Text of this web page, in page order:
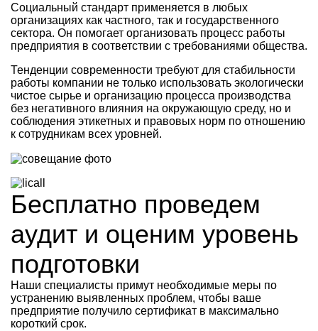
Социальный стандарт применяется в любых
организациях как частного, так и государственного
сектора. Он помогает организовать процесс работы
предприятия в соответствии с требованиями общества.
Тенденции современности требуют для стабильности
работы компании не только использовать экологически
чистое сырье и организацию процесса производства
без негативного влияния на окружающую среду, но и
соблюдения этикетных и правовых норм по отношению
к сотрудникам всех уровней.
Бесплатно проведем
аудит и оценим уровень
подготовки
Наши специалисты примут необходимые меры по
устранению выявленных проблем, чтобы ваше
предприятие получило сертификат в максимально
короткий срок.